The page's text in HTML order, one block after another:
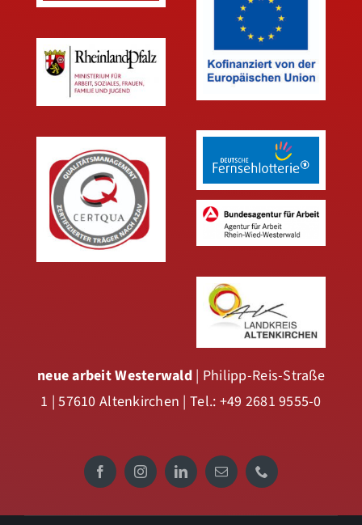
neue arbeit Westerwald | Philipp-Reis-Straße
1 | 57610 Altenkirchen | Tel.: +49 2681 9555-0